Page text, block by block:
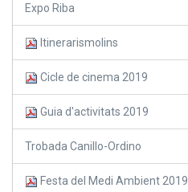
Expo Riba
Itinerarismolins
Cicle de cinema 2019
Guia d'activitats 2019
Trobada Canillo-Ordino
Festa del Medi Ambient 2019